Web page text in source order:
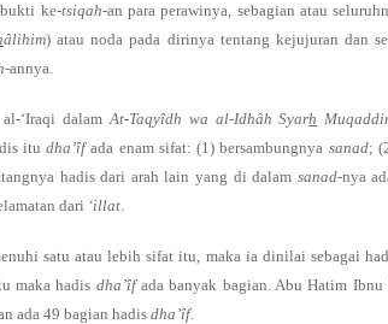
ke-tsiqah-an para perawinya, sebagian atau
âlihim) atau noda pada dirinya tentang kejujuran dan
-annya.
‘Iraqi dalamAt-Taqyîdh wa al-Idhâh Syarh
itudha’îfada enam sifat: (1) bersambungnya sanad;
hadis dari arah lain yang di dalam sanad-nya
dari ‘illat.
satu atau lebih sifat itu, maka ia dinilai sebagai
maka hadis dha’îfada banyak bagian. Abu Hatim Ibnu
ada 49 bagian hadis dha’îf.